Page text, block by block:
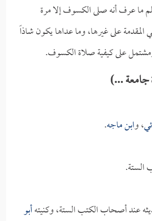
ما عرف أنه صلى الكسوف إلا مرة
على غيرها، وما عداها يكون شاذاً
على كيفية صلاة الكسوف.
...)
، وابن ماجه.
الستة.
عند أصحاب الكتب الستة، وكنيتهأبو